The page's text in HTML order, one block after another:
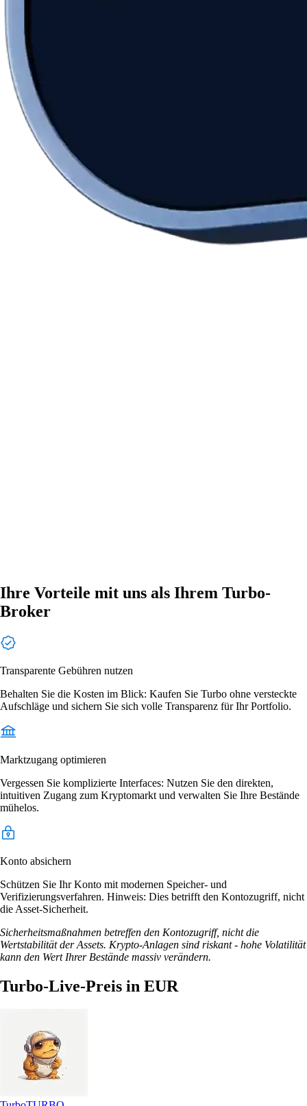
Ihre Vorteile mit uns als Ihrem Turbo-
Broker
Transparente Gebühren nutzen
Behalten Sie die Kosten im Blick: Kaufen Sie Turbo ohne versteckte
Aufschläge und sichern Sie sich volle Transparenz für Ihr Portfolio.
Marktzugang optimieren
Vergessen Sie komplizierte Interfaces: Nutzen Sie den direkten,
intuitiven Zugang zum Kryptomarkt und verwalten Sie Ihre Bestände
mühelos.
Konto absichern
Schützen Sie Ihr Konto mit modernen Speicher- und
Verifizierungsverfahren. Hinweis: Dies betrifft den Kontozugriff, nicht
die Asset-Sicherheit.
Sicherheitsmaßnahmen betreffen den Kontozugriff, nicht die
Wertstabilität der Assets. Krypto-Anlagen sind riskant - hohe Volatilität
kann den Wert Ihrer Bestände massiv verändern.
Turbo-Live-Preis in EUR